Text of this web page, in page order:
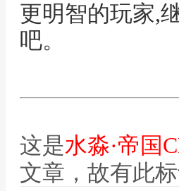
更明智的玩家,
吧。
这是水淼·帝国
文章，故有此